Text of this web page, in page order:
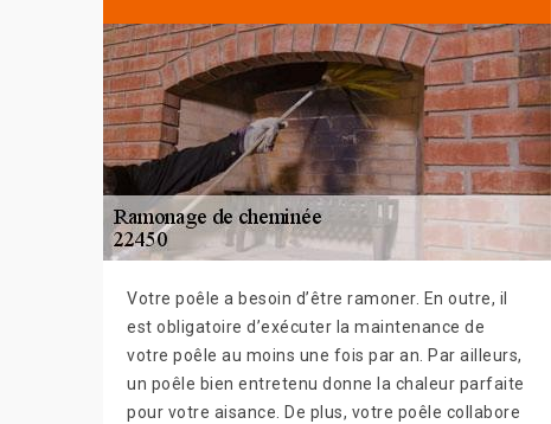
Votre poêle a besoin d’être ramoner. En outre, il
est obligatoire d’exécuter la maintenance de
votre poêle au moins une fois par an. Par ailleurs,
un poêle bien entretenu donne la chaleur parfaite
pour votre aisance. De plus, votre poêle collabore